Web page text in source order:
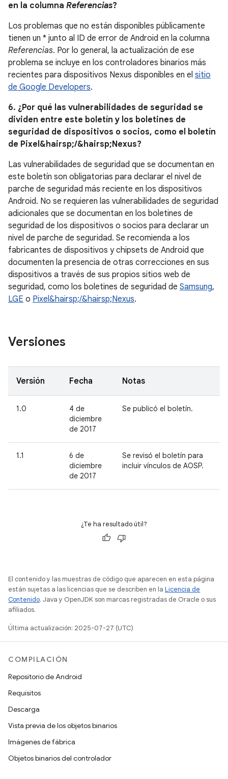
en la columna Referencias?
Los problemas que no están disponibles públicamente
tienen un * junto al ID de error de Android en la columna
Referencias. Por lo general, la actualización de ese
problema se incluye en los controladores binarios más
recientes para dispositivos Nexus disponibles en el sitio
de Google Developers.
6. ¿Por qué las vulnerabilidades de seguridad se
dividen entre este boletín y los boletines de
seguridad de dispositivos o socios, como el boletín
de Pixel&hairsp;/&hairsp;Nexus?
Las vulnerabilidades de seguridad que se documentan en
este boletín son obligatorias para declarar el nivel de
parche de seguridad más reciente en los dispositivos
Android. No se requieren las vulnerabilidades de seguridad
adicionales que se documentan en los boletines de
seguridad de los dispositivos o socios para declarar un
nivel de parche de seguridad. Se recomienda a los
fabricantes de dispositivos y chipsets de Android que
documenten la presencia de otras correcciones en sus
dispositivos a través de sus propios sitios web de
seguridad, como los boletines de seguridad de Samsung,
LGE o Pixel&hairsp;/&hairsp;Nexus.
Versiones
Versión Fecha Notas
1.0
4 de
diciembre
de 2017
Se publicó el boletín.
1.1
6 de
diciembre
de 2017
Se revisó el boletín para
incluir vínculos de AOSP.
¿Te ha resultado útil?
El contenido y las muestras de código que aparecen en esta página
están sujetas a las licencias que se describen en la Licencia de
Contenido. Java y OpenJDK son marcas registradas de Oracle o sus
afiliados.
Última actualización: 2025-07-27 (UTC)
COMPILACIÓN
Repositorio de Android
Requisitos
Descarga
Vista previa de los objetos binarios
Imágenes de fábrica
Objetos binarios del controlador